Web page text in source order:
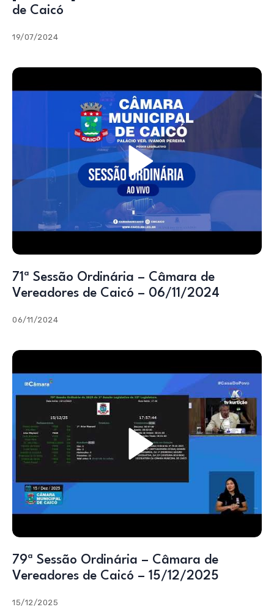
de Caicó
19/07/2024
71ª Sessão Ordinária – Câmara de
Vereadores de Caicó – 06/11/2024
06/11/2024
79ª Sessão Ordinária – Câmara de
Vereadores de Caicó – 15/12/2025
15/12/2025